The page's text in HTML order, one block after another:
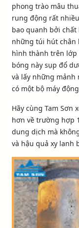
phong trào mâu
rung động rất
bao quanh bởi
những túi hút chân
hình thành trên lớp
bóng này sụp đổ
và lấy những mảnh
có một bộ máy
Hãy cùng Tam Sơn
hơn về trường hợp
dung dịch mà
và hậu quả xy lanh